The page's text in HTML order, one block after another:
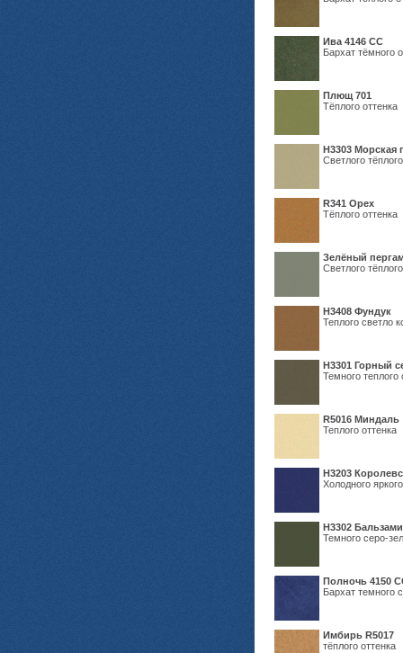
Ива 4146 СС
Бархат тёмного
Плющ 701
Тёплого оттенка
H3303 Морская
Светлого
R341 Орех
Тёплого оттенка
Зелёный
Светлого
Н3408 Фундук
Теплого светло
Н3301 Горный
Темного теплого
R5016 Миндаль
Теплого оттенка
Н3203
Холодного
Н3302
Темного серо-
Полночь 4150
Бархат темного
Имбирь R5017
тёплого оттенка